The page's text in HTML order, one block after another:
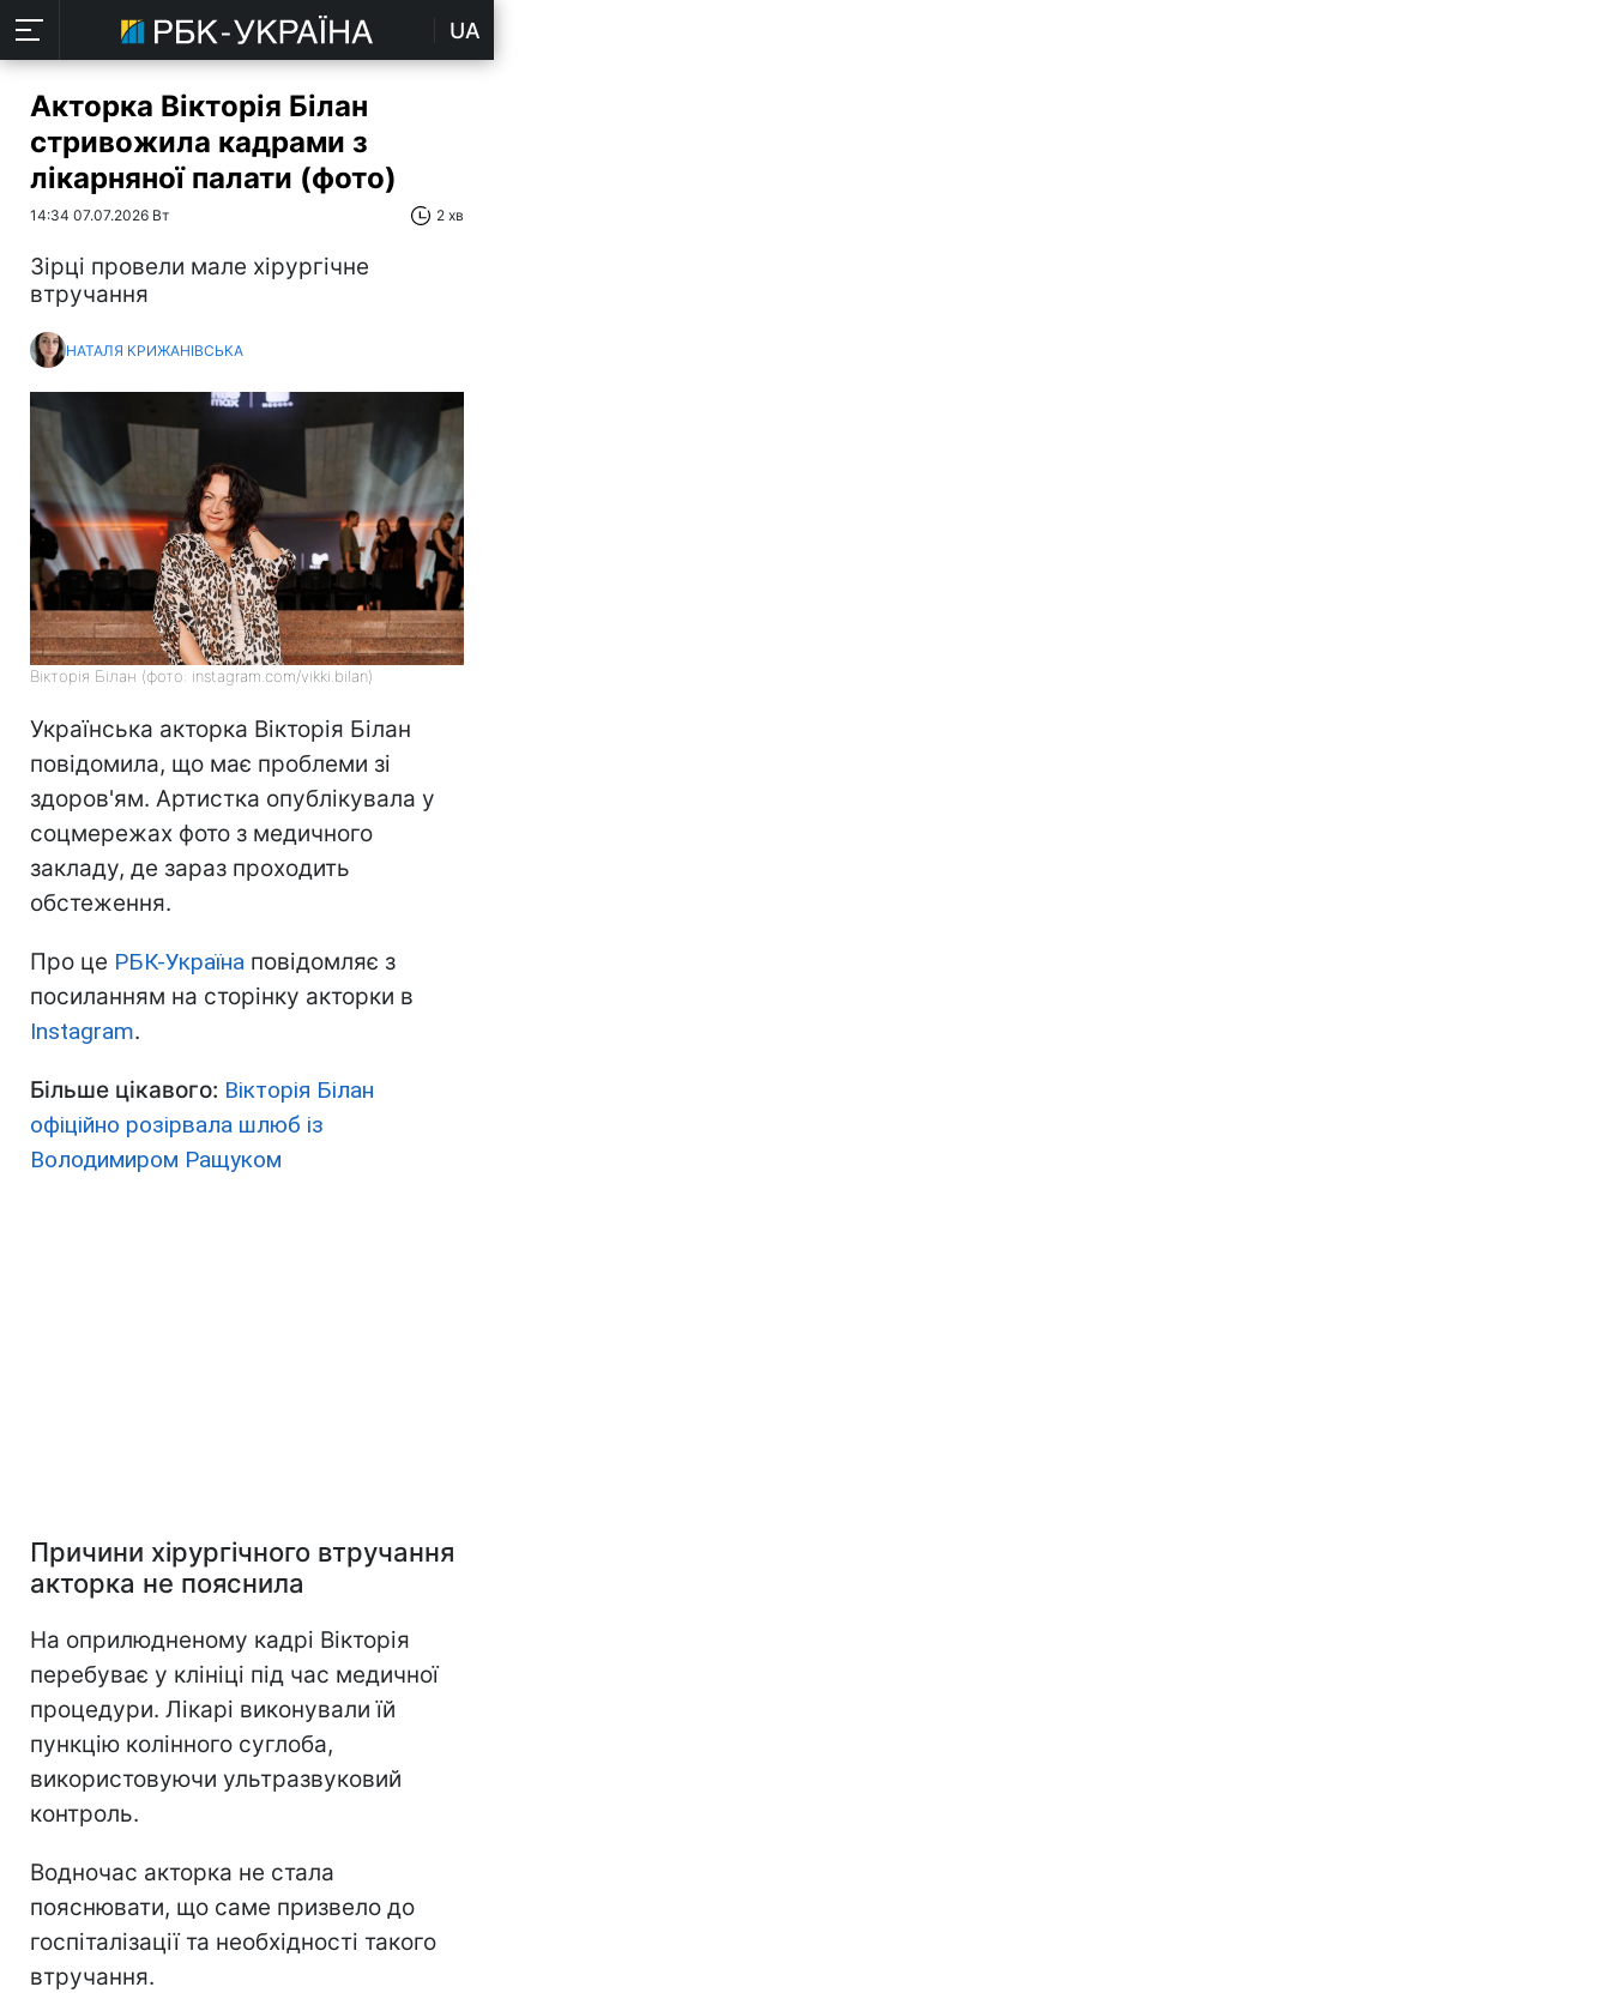
UA
Акторка Вікторія Білан
стривожила кадрами з
лікарняної палати (фото)
14:34 07.07.2026 Вт 2 хв
Зірці провели мале хірургічне
втручання
НАТАЛЯ КРИЖАНІВСЬКА
Вікторія Білан (фото: instagram.com/vikki.bilan)
Українська акторка Вікторія Білан
повідомила, що має проблеми зі
здоров'ям. Артистка опублікувала у
соцмережах фото з медичного
закладу, де зараз проходить
обстеження.
Про це РБК-Україна повідомляє з
посиланням на сторінку акторки в
Instagram.
Більше цікавого: Вікторія Білан
офіційно розірвала шлюб із
Володимиром Ращуком
Причини хірургічного втручання
акторка не пояснила
На оприлюдненому кадрі Вікторія
перебуває у клініці під час медичної
процедури. Лікарі виконували їй
пункцію колінного суглоба,
використовуючи ультразвуковий
контроль.
Водночас акторка не стала
пояснювати, що саме призвело до
госпіталізації та необхідності такого
втручання.